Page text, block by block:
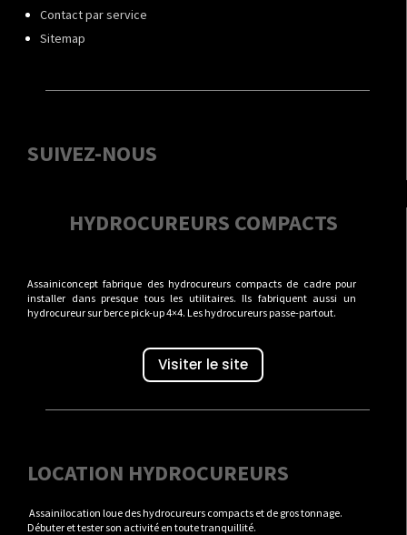
Contact par service
Sitemap
SUIVEZ-NOUS
HYDROCUREURS COMPACTS
Assainiconcept fabrique des hydrocureurs compacts de cadre pour
installer dans presque tous les utilitaires. Ils fabriquent aussi un
hydrocureur sur berce pick-up 4×4. Les hydrocureurs passe-partout.
Visiter le site
LOCATION HYDROCUREURS
Assainilocation loue des hydrocureurs compacts et de gros tonnage.
Débuter et tester son activité en toute tranquillité.